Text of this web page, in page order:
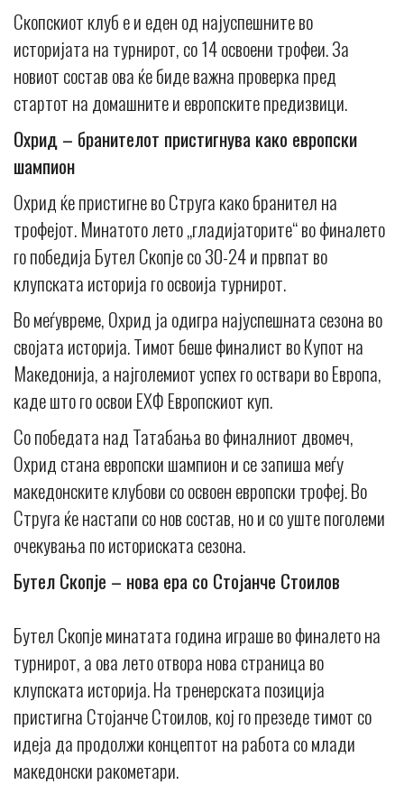
Скопскиот клуб е и еден од најуспешните во
историјата на турнирот, со 14 освоени трофеи. За
новиот состав ова ќе биде важна проверка пред
стартот на домашните и европските предизвици.
Охрид – бранителот пристигнува како европски
шампион
Oхрид ќе пристигне во Струга како бранител на
трофејот. Минатото лето „гладијаторите“ во финалето
го победија Бутел Скопје со 30-24 и првпат во
клупската историја го освоија турнирот.
Во меѓувреме, Охрид ја одигра најуспешната сезона во
својата историја. Тимот беше финалист во Купот на
Македонија, а најголемиот успех го оствари во Европа,
каде што го освои ЕХФ Европскиот куп.
Со победата над Татабања во финалниот двомеч,
Охрид стана европски шампион и се запиша меѓу
македонските клубови со освоен европски трофеј. Во
Струга ќе настапи со нов состав, но и со уште поголеми
очекувања по историската сезона.
Бутел Скопје – нова ера со Стојанче Стоилов
Бутел Скопје минатата година играше во финалето на
турнирот, а ова лето отвора нова страница во
клупската историја. На тренерската позиција
пристигна Стојанче Стоилов, кој го презеде тимот со
идеја да продолжи концептот на работа со млади
македонски ракометари.